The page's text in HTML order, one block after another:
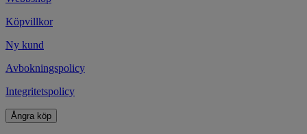
Köpvillkor
Ny kund
Avbokningspolicy
Integritetspolicy
Ångra köp